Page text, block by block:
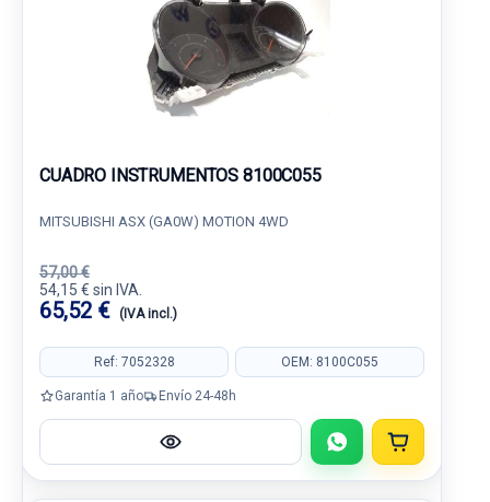
CUADRO INSTRUMENTOS 8100C055
MITSUBISHI ASX (GA0W) MOTION 4WD
57,00 €
54,15 € sin IVA.
65,52 € (IVA incl.)
Ref: 7052328 OEM: 8100C055
Garantía 1 año Envío 24-48h